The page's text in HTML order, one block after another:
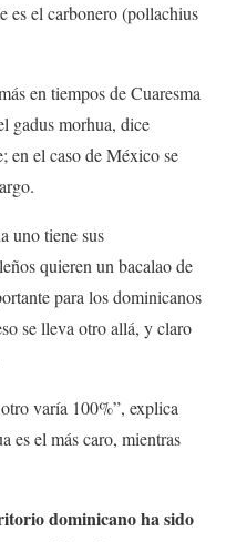
es el carbonero (pollachius
en tiempos de Cuaresma
gadus morhua, dice
en el caso de México se
uno tiene sus
quieren un bacalao de
para los dominicanos
se lleva otro allá, y claro
varía 100%”, explica
es el más caro, mientras
dominicano ha sido